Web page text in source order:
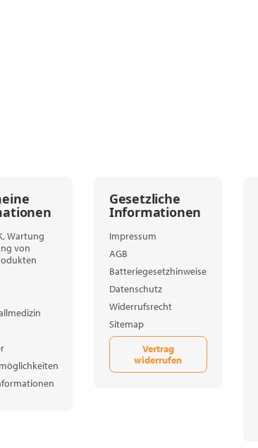
Wartung
von
Gesetzliche
Informationen
Impressum
AGB
Batteriegesetzhinweise
Datenschutz
Widerrufsrecht
Sitemap
Vertrag
widerrufen